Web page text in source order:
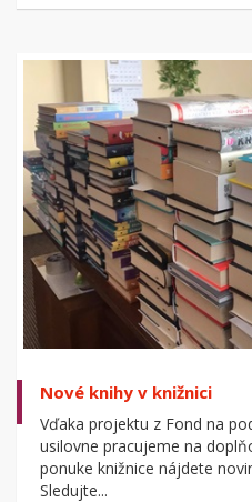
Nové knihy v knižnici
Vďaka projektu z Fond na
usilovne pracujeme na
ponuke knižnice nájdete
Sledujte...